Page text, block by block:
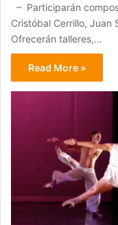
– Participarán
Cristóbal Cerrillo, Juan
Ofrecerán talleres,…
Read More »